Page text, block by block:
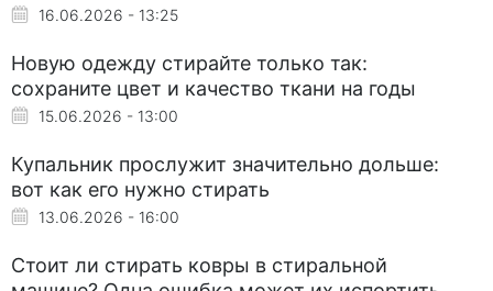
16.06.2026 - 13:25
Новую одежду стирайте только так:
сохраните цвет и качество ткани на годы
15.06.2026 - 13:00
Купальник прослужит значительно дольше:
вот как его нужно стирать
13.06.2026 - 16:00
Стоит ли стирать ковры в стиральной